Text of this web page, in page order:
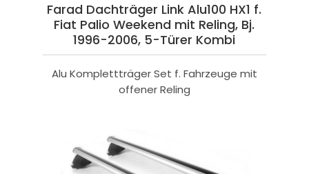
Farad Dachträger Link Alu100 HX1 f.
Fiat Palio Weekend mit Reling, Bj.
1996-2006, 5-Türer Kombi
Alu Komplettträger Set f. Fahrzeuge mit
offener Reling